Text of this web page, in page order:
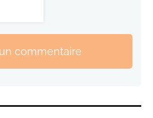
commentaire